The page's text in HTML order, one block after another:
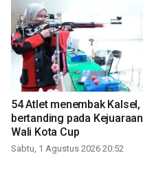
54 Atlet menembak Kalsel,
bertanding pada Kejuaraan
Wali Kota Cup
Sabtu, 1 Agustus 2026 20:52